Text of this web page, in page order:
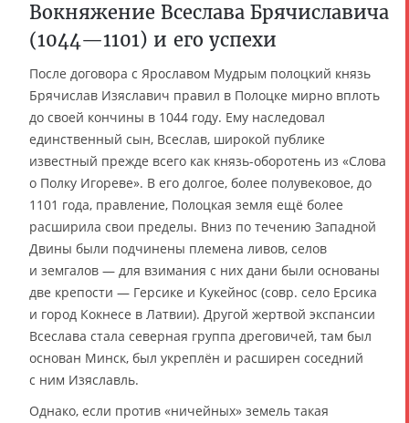
Вокняжение Всеслава Брячиславича
(1044—1101) и его успехи
После договора с Ярославом Мудрым полоцкий князь
Брячислав Изяславич правил в Полоцке мирно вплоть
до своей кончины в 1044 году. Ему наследовал
единственный сын, Всеслав, широкой публике
известный прежде всего как князь-оборотень из «Слова
о Полку Игореве». В его долгое, более полувековое, до
1101 года, правление, Полоцкая земля ещё более
расширила свои пределы. Вниз по течению Западной
Двины были подчинены племена ливов, селов
и земгалов — для взимания с них дани были основаны
две крепости — Герсике и Кукейнос (совр. село Ерсика
и город Кокнесе в Латвии). Другой жертвой экспансии
Всеслава стала северная группа дреговичей, там был
основан Минск, был укреплён и расширен соседний
с ним Изяславль.
Однако, если против «ничейных» земель такая